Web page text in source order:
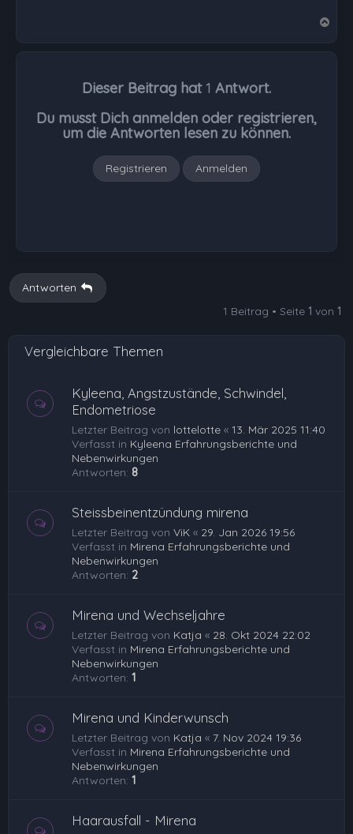
Dieser Beitrag hat 1 Antwort.
Du musst Dich anmelden oder registrieren,
um die Antworten lesen zu können.
Registrieren Anmelden
Antworten
1 Beitrag • Seite 1 von 1
Vergleichbare Themen
Kyleena, Angstzustände, Schwindel,
Endometriose
Letzter Beitrag von lottelotte « 13. Mär 2025 11:40
Verfasst in Kyleena Erfahrungsberichte und
Nebenwirkungen
Antworten: 8
Steissbeinentzündung mirena
Letzter Beitrag von ViK « 29. Jan 2026 19:56
Verfasst in Mirena Erfahrungsberichte und
Nebenwirkungen
Antworten: 2
Mirena und Wechseljahre
Letzter Beitrag von Katja « 28. Okt 2024 22:02
Verfasst in Mirena Erfahrungsberichte und
Nebenwirkungen
Antworten: 1
Mirena und Kinderwunsch
Letzter Beitrag von Katja « 7. Nov 2024 19:36
Verfasst in Mirena Erfahrungsberichte und
Nebenwirkungen
Antworten: 1
Haarausfall - Mirena